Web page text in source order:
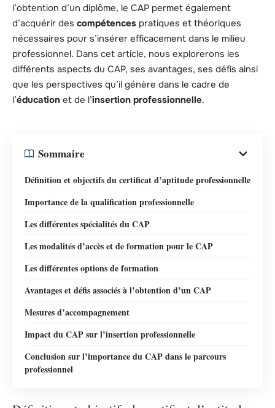
l’obtention d’un diplôme, le CAP permet également
d’acquérir des compétences pratiques et théoriques
nécessaires pour s’insérer efficacement dans le milieu
professionnel. Dans cet article, nous explorerons les
différents aspects du CAP, ses avantages, ses défis ainsi
que les perspectives qu’il génère dans le cadre de
l’éducation et de l’insertion professionnelle.
Sommaire
Définition et objectifs du certificat d’aptitude professionnelle
Importance de la qualification professionnelle
Les différentes spécialités du CAP
Les modalités d’accès et de formation pour le CAP
Les différentes options de formation
Avantages et défis associés à l’obtention d’un CAP
Mesures d’accompagnement
Impact du CAP sur l’insertion professionnelle
Conclusion sur l’importance du CAP dans le parcours
professionnel